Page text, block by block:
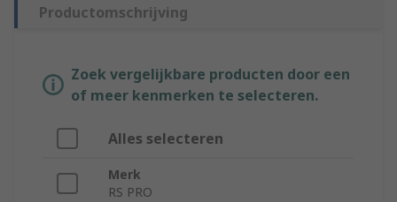
Productomschrijving
Zoek vergelijkbare producten door een
of meer kenmerken te selecteren.
Alles selecteren
Merk
RS PRO